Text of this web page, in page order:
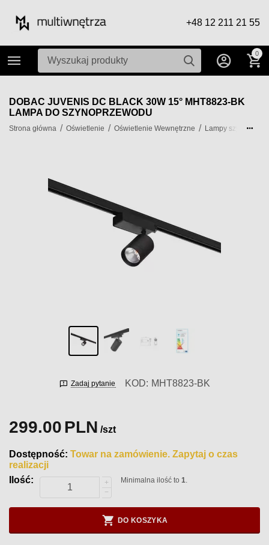
+48 12 211 21 55
0
DOBAC JUVENIS DC BLACK 30W 15° MHT8823-BK
LAMPA DO SZYNOPRZEWODU
Strona główna / Oświetlenie / Oświetlenie Wewnętrzne / Lampy szynowe
Zadaj pytanie KOD: MHT8823-BK
299.00PLN /szt
Dostępność: Towar na zamówienie. Zapytaj o czas
realizacji
Ilość:
+
−
Minimalna ilość to1.
DO KOSZYKA